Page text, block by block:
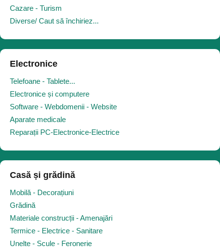
Cazare - Turism
Diverse/ Caut să închiriez...
Electronice
Telefoane - Tablete...
Electronice și computere
Software - Webdomenii - Website
Aparate medicale
Reparații PC-Electronice-Electrice
Casă și grădină
Mobilă - Decorațiuni
Grădină
Materiale construcții - Amenajări
Termice - Electrice - Sanitare
Unelte - Scule - Feronerie